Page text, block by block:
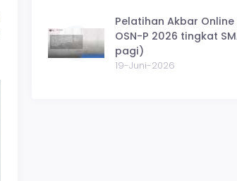
Pelatihan Akbar
OSN-P 2026 tingkat
pagi)
19-Juni-2026